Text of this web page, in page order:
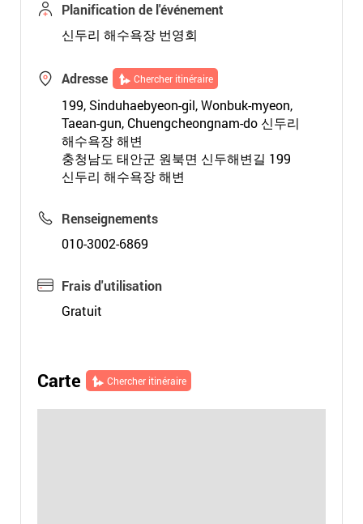
Planification de l'événement
신두리 해수욕장 번영회
Adresse Chercher itinéraire
199, Sinduhaebyeon-gil, Wonbuk-myeon,
Taean-gun, Chuengcheongnam-do 신두리
해수욕장 해변
충청남도 태안군 원북면 신두해변길 199
신두리 해수욕장 해변
Renseignements
010-3002-6869
Frais d'utilisation
Gratuit
Carte Chercher itinéraire